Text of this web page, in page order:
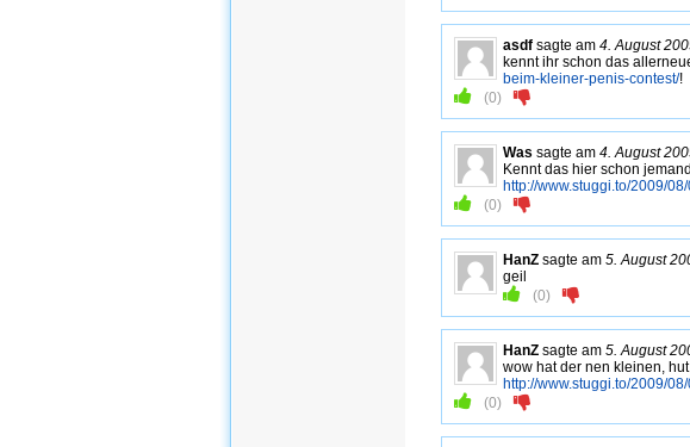
asdf sagte am 4. August
kennt ihr schon das
beim-kleiner-penis-contest/!
(0)
Was sagte am 4. August
Kennt das hier schon
http://www.stuggi.to/2009/
(0)
HanZ sagte am 5. August
geil
(0)
HanZ sagte am 5. August
wow hat der nen kleinen,
http://www.stuggi.to/2009/
(0)